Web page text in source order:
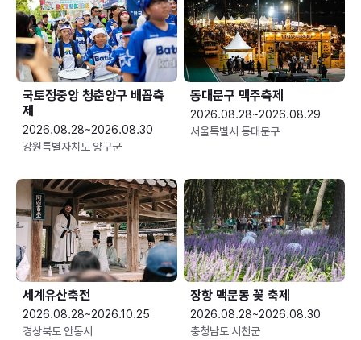
국토정중앙 청춘양구 배꼽축
제
2026.08.28~2026.08.30
강원특별자치도 양구군
동대문구 맥주축제
2026.08.28~2026.08.29
서울특별시 동대문구
세계유산축전
2026.08.28~2026.10.25
경상북도 안동시
장항 맥문동 꽃 축제
2026.08.28~2026.08.30
충청남도 서천군